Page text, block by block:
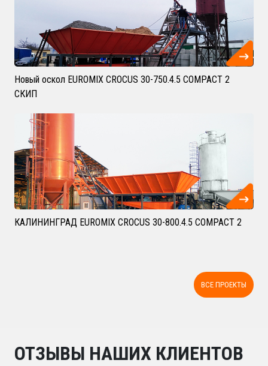
Новый оскол EUROMIX CROCUS 30-750.4.5 COMPACT 2
СКИП
КАЛИНИНГРАД EUROMIX CROCUS 30-800.4.5 COMPACT 2
ВСЕ ПРОЕКТЫ
ОТЗЫВЫ НАШИХ КЛИЕНТОВ